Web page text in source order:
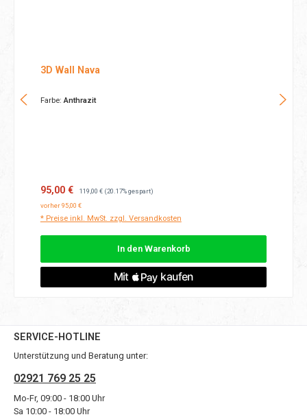
3D Wall Nava
Farbe:Anthrazit
Verkaufspreis:
95,00 € Regulärer Preis:
119,00 € (20.17% gespart)
vorher 95,00 €
* Preise inkl. MwSt. zzgl. Versandkosten
In den Warenkorb
SERVICE-HOTLINE
Unterstützung und Beratung unter:
02921 769 25 25
Mo-Fr, 09:00 - 18:00 Uhr
Sa 10:00 - 18:00 Uhr